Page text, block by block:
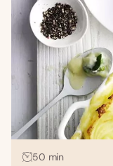
50 min